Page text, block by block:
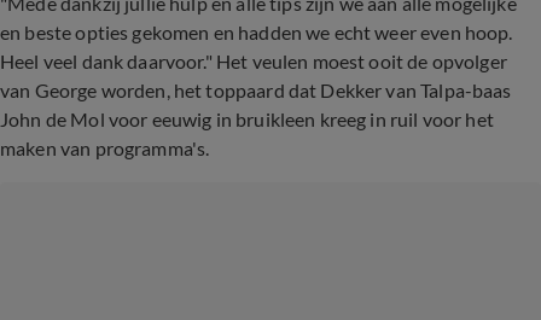
en beste opties gekomen en hadden we echt weer even hoop.
Heel veel dank daarvoor." Het veulen moest ooit de opvolger
van George worden, het toppaard dat Dekker van Talpa-baas
John de Mol voor eeuwig in bruikleen kreeg in ruil voor het
maken van programma's.